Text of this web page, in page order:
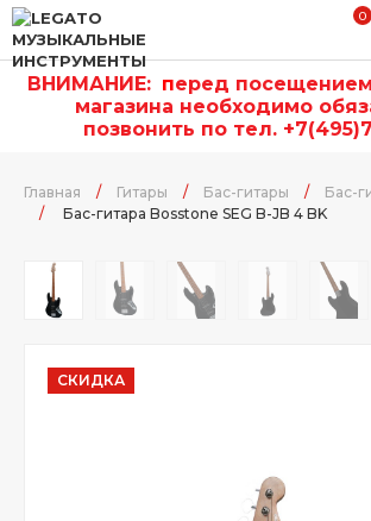
0
ВНИМАНИЕ: перед
магазина необходимо
позвонить по тел.
Главная / Гитары / Бас-гитары /
Бас-
/
Бас-гитара Bosstone SEG B-JB 4 BK
СКИДКА